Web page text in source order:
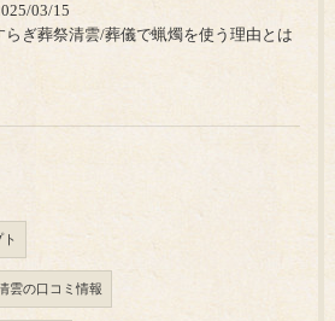
03/15
らぎ葬祭清雲/葬儀で蝋燭を使う理由とは
ト
雲の口コミ情報